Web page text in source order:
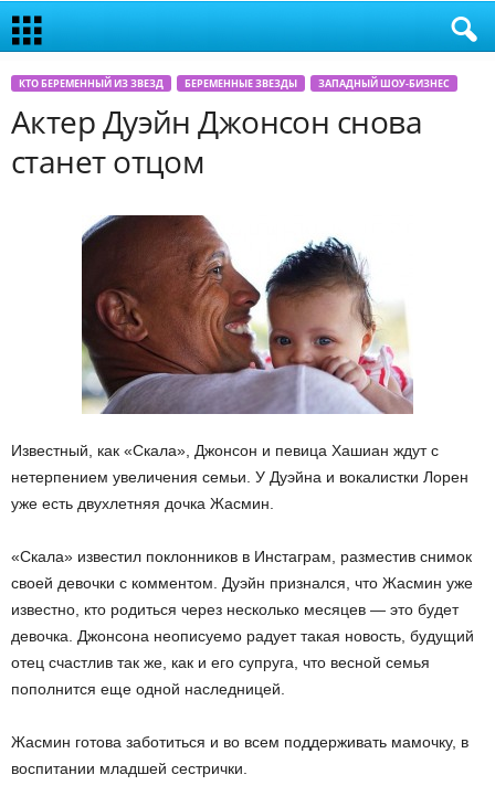
КТО БЕРЕМЕННЫЙ ИЗ ЗВЕЗД БЕРЕМЕННЫЕ ЗВЕЗДЫ ЗАПАДНЫЙ ШОУ-БИЗНЕС
Актер Дуэйн Джонсон снова
станет отцом
Известный, как «Скала», Джонсон и певица Хашиан ждут с
нетерпением увеличения семьи. У Дуэйна и вокалистки Лорен
уже есть двухлетняя дочка Жасмин.
«Скала» известил поклонников в Инстаграм, разместив снимок
своей девочки с комментом. Дуэйн признался, что Жасмин уже
известно, кто родиться через несколько месяцев — это будет
девочка. Джонсона неописуемо радует такая новость, будущий
отец счастлив так же, как и его супруга, что весной семья
пополнится еще одной наследницей.
Жасмин готова заботиться и во всем поддерживать мамочку, в
воспитании младшей сестрички.